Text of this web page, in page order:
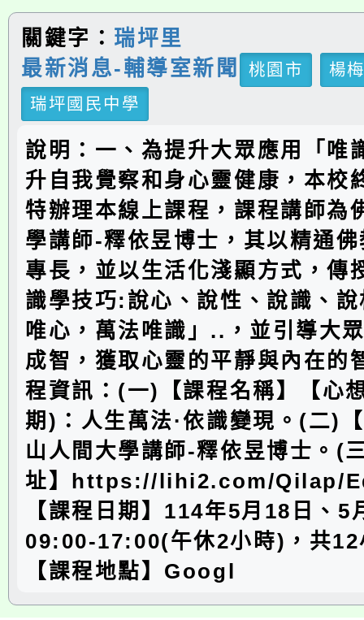
關鍵字： 瑞坪里
最新消息-輔導室新聞
桃園市
楊
瑞坪國民中學
說明：一、為提升大眾應用「唯
升自我覺察和身心靈健康，本校
特辦理本線上課程，課程講師為
學講師-釋依昱博士，其以精通
專長，並以生活化淺顯方式，傳
識學技巧:說心、說性、說識、
唯心，萬法唯識」..，並引導大
成智，獲取心靈的平靜與內在的
程資訊：(一)【課程名稱】【心
期)：人生萬法·依識變現。(二)
山人間大學講師-釋依昱博士。(
址】https://lihi2.com/Qilap/
【課程日期】114年5月18日、5
09:00-17:00(午休2小時)，共
【課程地點】Googl